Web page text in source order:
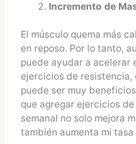
Incremento de
El músculo quema más
en reposo. Por lo tanto,
puede ayudar a acelerar
ejercicios de resistencia,
puede ser muy
que agregar ejercicios
semanal no solo mejora
también aumenta mi